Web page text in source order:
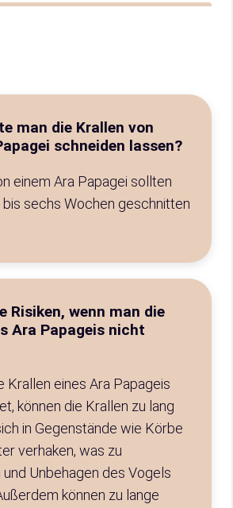
man die Krallen von
schneiden lassen?
einem Ara Papagei sollten
sechs Wochen geschnitten
Risiken, wenn man die
Ara Papageis nicht
Krallen eines Ara Papageis
können die Krallen zu lang
in Gegenstände wie Körbe
verhaken, was zu
Unbehagen des Vogels
können zu lange